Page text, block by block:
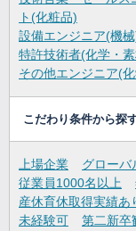
ト(化粧品)
設備エンジニア(機
特許技術者(化学・
その他エンジニア(
こだわり条件から探
上場企業 グローバ
従業員1000名以上
産休育休取得実績あ
未経験可
第二新卒